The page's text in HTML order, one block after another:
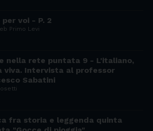
voi - P. 2
Primo Levi
nella rete puntata 9 - L'italiano,
viva. Intervista al professor
Sabatini
fra storia e leggenda quinta